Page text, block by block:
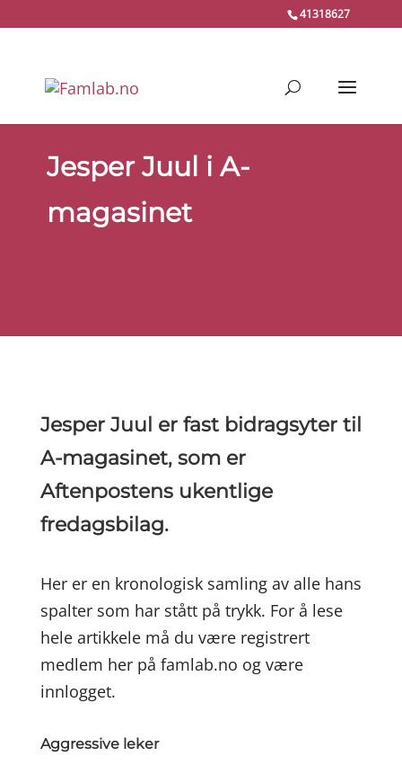
41318627
Jesper Juul i A-
magasinet
Jesper Juul er fast bidragsyter til
A-magasinet, som er
Aftenpostens ukentlige
fredagsbilag.
Her er en kronologisk samling av alle hans
spalter som har stått på trykk. For å lese
hele artikkele må du være registrert
medlem her på famlab.no og være
innlogget.
Aggressive leker